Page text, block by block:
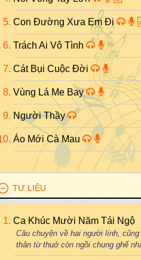
Con Đường Xưa Em Đi
Trách Ai Vô Tình
Cát Bụi Cuộc Đời
Vùng Lá Me Bay
Người Thầy
Áo Mới Cà Mau
TƯ LIỆU
Ca Khúc Mười Năm Tái Ngộ
Câu chuyện về hai người lính,
thân từ thuở còn ngồi chung ghế